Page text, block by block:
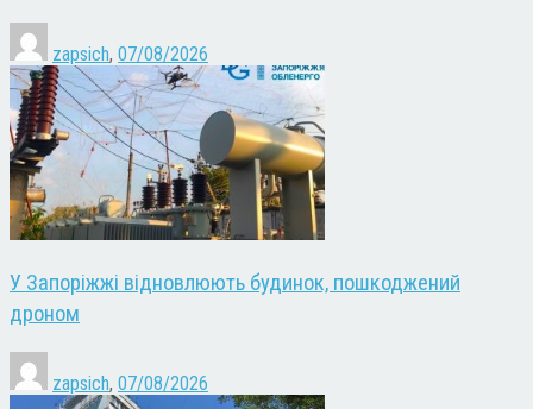
zapsich, 07/08/2026
У Запоріжжі відновлюють будинок, пошкоджений
дроном
zapsich, 07/08/2026